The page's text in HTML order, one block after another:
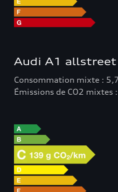
Audi A1 allstreet
Consommation mixte :
Émissions de CO2